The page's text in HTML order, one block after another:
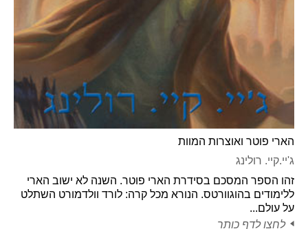
הארי פוטר ואוצרות המוות
ג'יי.קיי. רולינג
זהו הספר המסכם בסידרת הארי פוטר. השנה לא ישוב הארי
ללימודים בהוגוורטס. הנורא מכל קרה: לורד וולדמורט השתלט
על עולם...
לחצו לדף כותר